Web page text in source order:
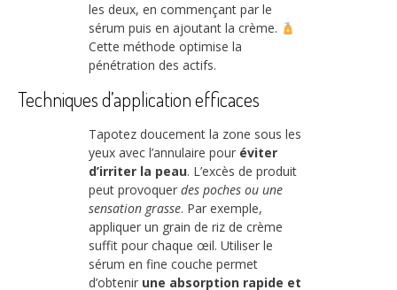
les deux, en commençant par le
sérum puis en ajoutant la crème.
Cette méthode optimise la
pénétration des actifs.
Techniques d’application efficaces
Tapotez doucement la zone sous les
yeux avec l’annulaire pour éviter
d’irriter la peau. L’excès de produit
peut provoquer des poches ou une
sensation grasse. Par exemple,
appliquer un grain de riz de crème
suffit pour chaque œil. Utiliser le
sérum en fine couche permet
d’obtenir une absorption rapide et